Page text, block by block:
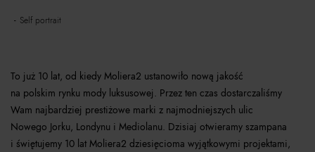
self portrait
To już 10 lat, od kiedy Moliera2 ustanowiło nową jakość
na polskim rynku mody luksusowej. Przez ten czas dostarczaliśmy
Wam najbardziej prestiżowe marki z najmodniejszych ulic
Nowego Jorku, Londynu i Mediolanu. Dzisiaj otwieramy szampana
i świętujemy 10 lat Moliera2 dziesięcioma wyjątkowymi projektami,